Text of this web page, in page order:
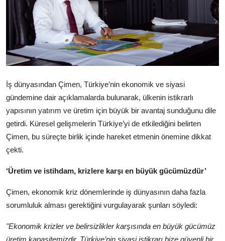
İş dünyasından Çimen, Türkiye’nin ekonomik ve siyasi
gündemine dair açıklamalarda bulunarak, ülkenin istikrarlı
yapısının yatırım ve üretim için büyük bir avantaj sunduğunu dile
getirdi. Küresel gelişmelerin Türkiye’yi de etkilediğini belirten
Çimen, bu süreçte birlik içinde hareket etmenin önemine dikkat
çekti.
‘Üretim ve istihdam, krizlere karşı en büyük gücümüzdür’
Çimen, ekonomik kriz dönemlerinde iş dünyasının daha fazla
sorumluluk alması gerektiğini vurgulayarak şunları söyledi:
"Ekonomik krizler ve belirsizlikler karşısında en büyük gücümüz